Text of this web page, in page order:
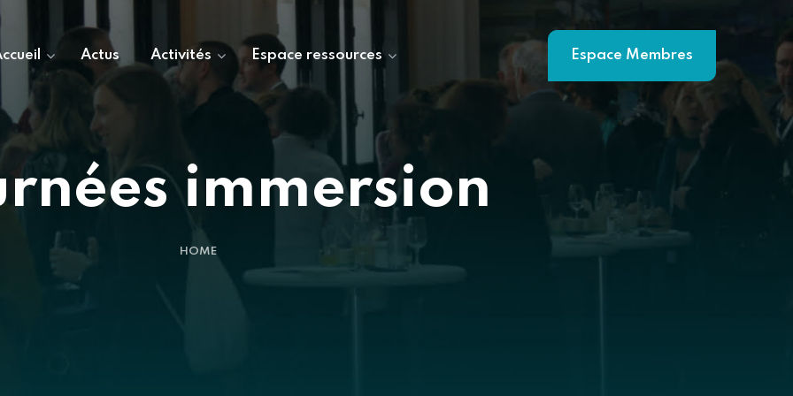
Actus Activités Espace ressources Espace Membres
immersion
HOME